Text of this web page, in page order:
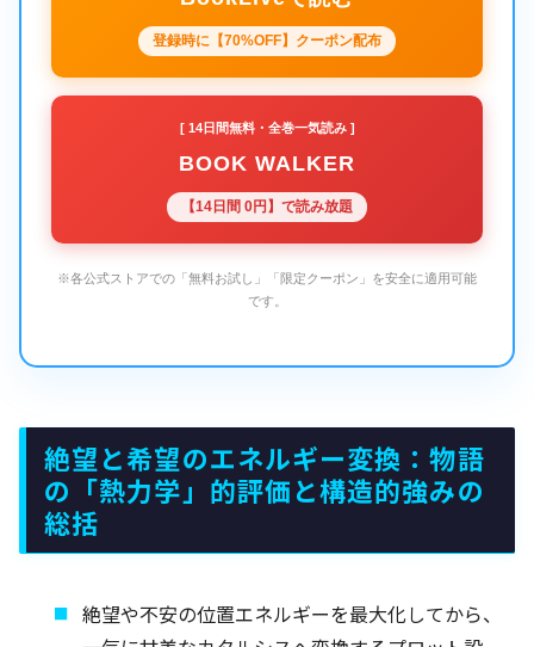
登録時に【70%OFF】クーポン配布
[ 14日間無料・全巻一気読み ]
BOOK WALKER
【14日間 0円】で読み放題
※各公式ストアでの「無料お試し」「限定クーポン」を安全に適用可能
です。
絶望と希望のエネルギー変換：物語
の「熱力学」的評価と構造的強みの
総括
絶望や不安の位置エネルギーを最大化してから、